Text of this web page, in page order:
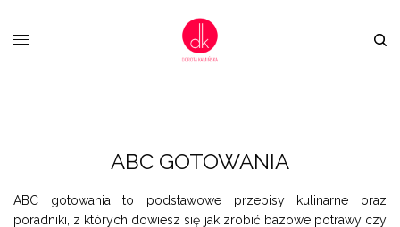
ABC GOTOWANIA
ABC gotowania to podstawowe przepisy kulinarne oraz
poradniki, z których dowiesz się jak zrobić bazowe potrawy czy